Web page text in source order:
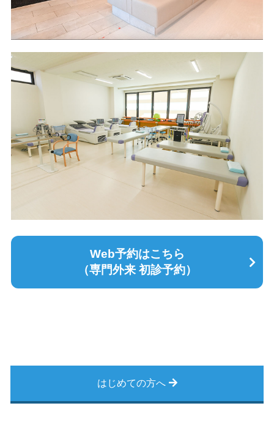
Web予約はこちら
（専門外来 初診予約）
はじめての方へ